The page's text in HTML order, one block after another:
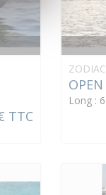
TTC
ZODIAC
Long :